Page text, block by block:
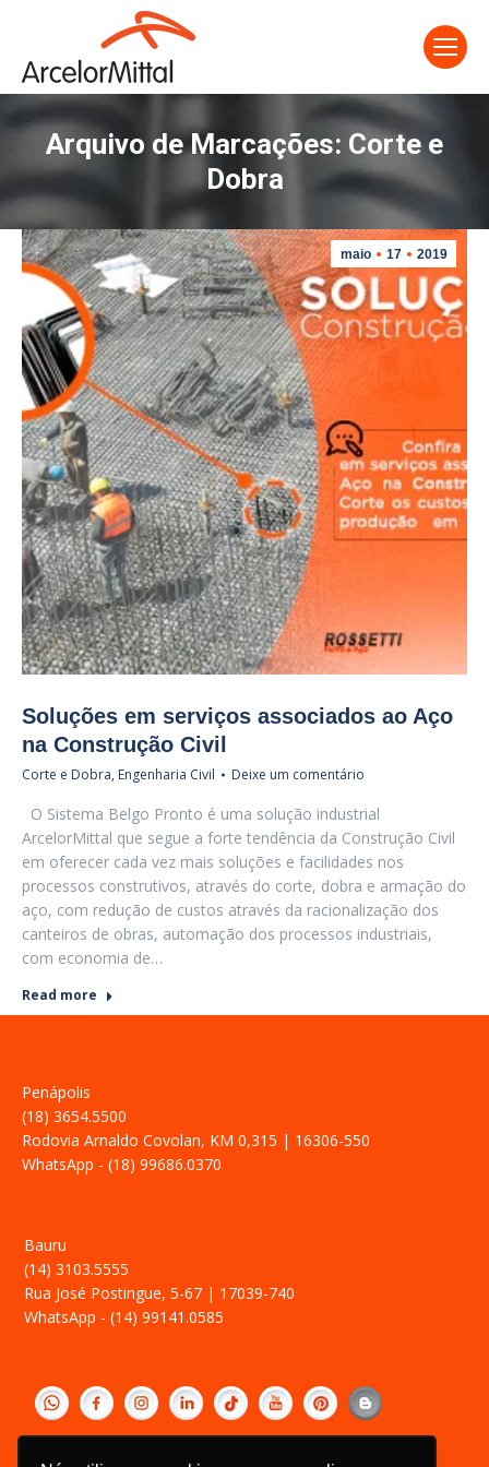
Arquivo de Marcações: Corte e
Dobra
maio 17 2019
Soluções em serviços associados ao Aço
na Construção Civil
Corte e Dobra, Engenharia Civil Deixe um comentário
O Sistema Belgo Pronto é uma solução industrial
ArcelorMittal que segue a forte tendência da Construção Civil
em oferecer cada vez mais soluções e facilidades nos
processos construtivos, através do corte, dobra e armação do
aço, com redução de custos através da racionalização dos
canteiros de obras, automação dos processos industriais,
com economia de…
Read more
Penápolis
(18) 3654.5500
Rodovia Arnaldo Covolan, KM 0,315 | 16306-550
WhatsApp - (18) 99686.0370
Bauru
(14) 3103.5555
Rua José Postingue, 5-67 | 17039-740
WhatsApp - (14) 99141.0585